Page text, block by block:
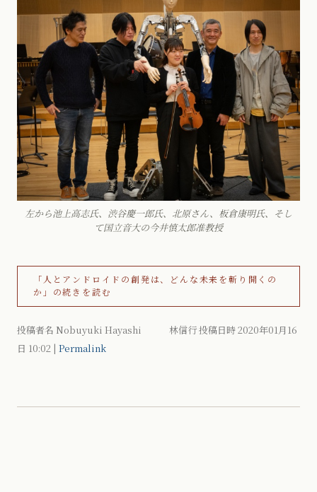
左から池上高志氏、渋谷慶一郎氏、北原さん、板倉康明氏、そし
て国立音大の今井慎太郎准教授
「人とアンドロイドの創発は、どんな未来を斬り開くの
か」の続きを読む
投稿者名 Nobuyuki Hayashi 林信行 投稿日時 2020年01月16
日 10:02 | Permalink